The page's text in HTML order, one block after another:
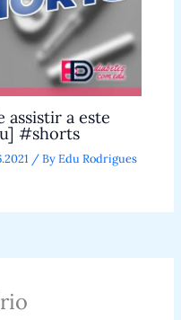
assistir a este
#shorts
/ ByEdu Rodrigues